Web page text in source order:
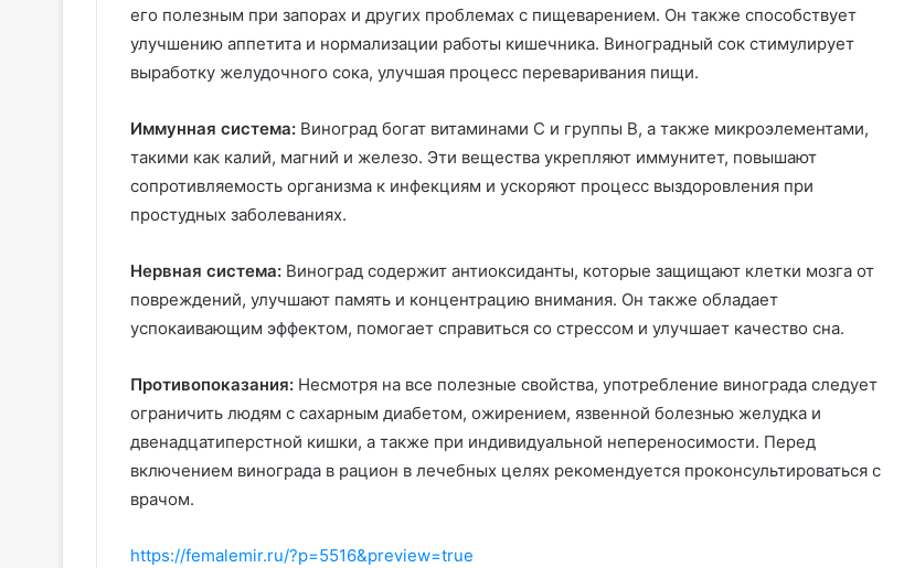
его полезным при запорах и других проблемах с пищеварением. Он также способствует
улучшению аппетита и нормализации работы кишечника. Виноградный сок стимулирует
выработку желудочного сока, улучшая процесс переваривания пищи.
Иммунная система: Виноград богат витаминами С и группы В, а также микроэлементами,
такими как калий, магний и железо. Эти вещества укрепляют иммунитет, повышают
сопротивляемость организма к инфекциям и ускоряют процесс выздоровления при
простудных заболеваниях.
Нервная система: Виноград содержит антиоксиданты, которые защищают клетки мозга от
повреждений, улучшают память и концентрацию внимания. Он также обладает
успокаивающим эффектом, помогает справиться со стрессом и улучшает качество сна.
Противопоказания: Несмотря на все полезные свойства, употребление винограда следует
ограничить людям с сахарным диабетом, ожирением, язвенной болезнью желудка и
двенадцатиперстной кишки, а также при индивидуальной непереносимости. Перед
включением винограда в рацион в лечебных целях рекомендуется проконсультироваться с
врачом.
https://femalemir.ru/?p=5516&preview=true